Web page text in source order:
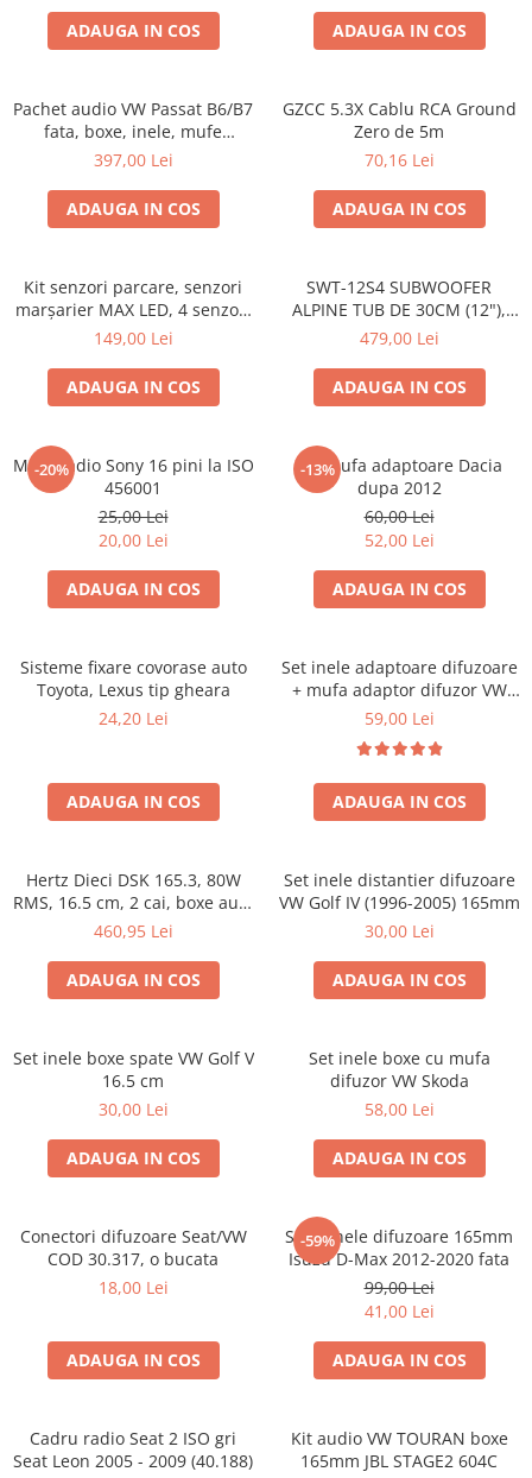
ADAUGA IN COS ADAUGA IN COS
Pachet audio VW Passat B6/B7
fata, boxe, inele, mufe
adaptoare JBL STAGE2 604C
397,00 Lei
ADAUGA IN COS
GZCC 5.3X Cablu RCA Ground
Zero de 5m
70,16 Lei
ADAUGA IN COS
Kit senzori parcare, senzori
marșarier MAX LED, 4 senzori
negri -02287
149,00 Lei
ADAUGA IN COS
SWT-12S4 SUBWOOFER
ALPINE TUB DE 30CM (12"),
1000W
479,00 Lei
ADAUGA IN COS
-20%
Mufa radio Sony 16 pini la ISO
456001
25,00 Lei
20,00 Lei
ADAUGA IN COS
-13%
Set mufa adaptoare Dacia
dupa 2012
60,00 Lei
52,00 Lei
ADAUGA IN COS
Sisteme fixare covorase auto
Toyota, Lexus tip gheara
24,20 Lei
ADAUGA IN COS
Set inele adaptoare difuzoare
+ mufa adaptor difuzor VW
Golf IV
59,00 Lei
ADAUGA IN COS
Hertz Dieci DSK 165.3, 80W
RMS, 16.5 cm, 2 cai, boxe auto
sisteme
460,95 Lei
ADAUGA IN COS
Set inele distantier difuzoare
VW Golf IV (1996-2005) 165mm
30,00 Lei
ADAUGA IN COS
Set inele boxe spate VW Golf V
16.5 cm
30,00 Lei
ADAUGA IN COS
Set inele boxe cu mufa
difuzor VW Skoda
58,00 Lei
ADAUGA IN COS
Conectori difuzoare Seat/VW
COD 30.317, o bucata
18,00 Lei
ADAUGA IN COS
-59%
Set 2 inele difuzoare 165mm
Isuzu D-Max 2012-2020 fata
99,00 Lei
41,00 Lei
ADAUGA IN COS
Cadru radio Seat 2 ISO gri
Seat Leon 2005 - 2009 (40.188)
Kit audio VW TOURAN boxe
165mm JBL STAGE2 604C